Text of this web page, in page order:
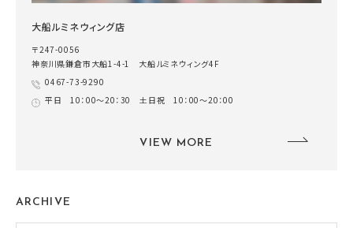
大船ルミネウィング店
〒247-0056
神奈川県鎌倉市大船1-4-1 大船ルミネウィング4F
0467-73-9290
平日 10：00～20：30 土日祝 10：00～20：00
VIEW MORE
ARCHIVE